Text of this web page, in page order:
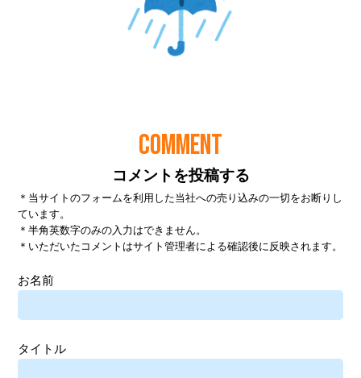
COMMENT
コメントを投稿する
＊当サイトのフォームを利用した当社への売り込みの一切をお断りし
ています。
＊半角英数字のみの入力はできません。
＊いただいたコメントはサイト管理者による確認後に反映されます。
お名前
タイトル